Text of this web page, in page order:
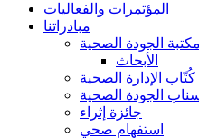
المؤتمرات والفعاليات
مبادراتنا
مكتبة الجودة الصحية
الأبحاث
كُتّاب الإدارة الصحية
الجودة الصحية
جائزة إثراء
استفهام صحي